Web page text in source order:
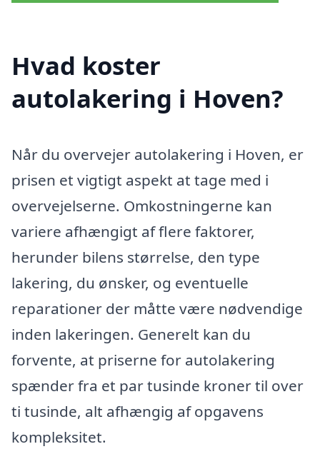
Hvad koster
autolakering i Hoven?
Når du overvejer autolakering i Hoven, er
prisen et vigtigt aspekt at tage med i
overvejelserne. Omkostningerne kan
variere afhængigt af flere faktorer,
herunder bilens størrelse, den type
lakering, du ønsker, og eventuelle
reparationer der måtte være nødvendige
inden lakeringen. Generelt kan du
forvente, at priserne for autolakering
spænder fra et par tusinde kroner til over
ti tusinde, alt afhængig af opgavens
kompleksitet.